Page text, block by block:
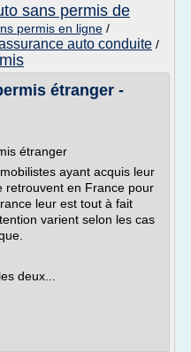
sans permis de
permis en ligne /
auto conduite /
étranger -
étranger
ayant acquis leur
retrouvent en France pour
leur est tout à fait
varient selon les cas
deux...